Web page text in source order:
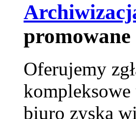
Oferujemy
biuro zyska